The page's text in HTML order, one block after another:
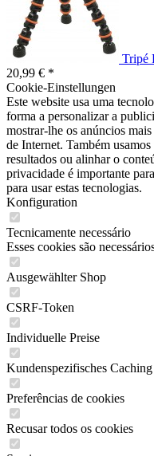
Tripé
20,99 € *
Cookie-Einstellungen
Este website usa uma
forma a personalizar a
mostrar-lhe os anúncios
de Internet. Também
resultados ou alinhar o
privacidade é importante
para usar estas tecnologias.
Konfiguration
Tecnicamente necessário
Esses cookies são
Ausgewählter Shop
CSRF-Token
Individuelle Preise
Kundenspezifisches Caching
Preferências de cookies
Recusar todos os cookies